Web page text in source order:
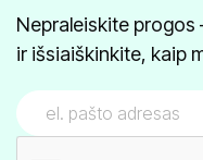
Nepraleiskite progos
ir išsiaiškinkite, kaip